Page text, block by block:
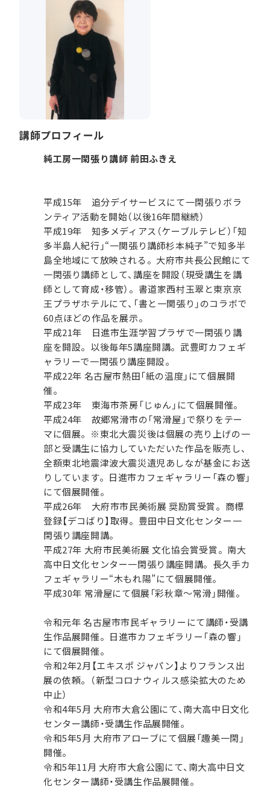
講師プロフィール
純工房一閑張り講師 前田ふきえ
平成15年 追分デイサービスにて一閑張りボラ
ンティア活動を開始（以後16年間継続）
平成19年 知多メディアス（ケーブルテレビ）「知
多半島人紀行」“一関張り講師杉本純子”で知多半
島全地域にて放映される。大府市共長公民館にて
一閑張り講師として、講座を開設（現受講生を講
師として育成・移管）。書道家西村玉翠と東京京
王プラザホテルにて、「書と一関張り」のコラボで
60点ほどの作品を展示。
平成21年 日進市生涯学習プラザで一閑張り講
座を開設。以後毎年5講座開講。武豊町カフェギ
ャラリーで一閑張り講座開設。
平成22年 名古屋市熱田「紙の温度」にて個展開
催。
平成23年 東海市茶房「じゅん」にて個展開催。
平成24年 故郷常滑市の「常滑屋」で祭りをテー
マに個展。※東北大震災後は個展の売り上げの一
部と受講生に協力していただいた作品を販売し、
全額東北地震津波大震災遺児あしなが基金にお送
りしています。日進市カフェギャラリー「森の響」
にて個展開催。
平成26年 大府市市民美術展 奨励賞受賞。商標
登録【デコばり】取得。豊田中日文化センター一
閑張り講座開講。
平成27年 大府市民美術展 文化協会賞受賞。南大
高中日文化センター一閑張り講座開講。長久手カ
フェギャラリー“木もれ陽”にて個展開催。
平成30年 常滑屋にて個展「彩秋章～常滑」開催。
令和元年 名古屋市市民ギャラリーにて講師・受講
生作品展開催。日進市カフェギラリー「森の響」
にて個展開催。
令和2年2月【エキスポ ジャパン】よりフランス出
展の依頼。（新型コロナウィルス感染拡大のため
中止）
令和4年5月 大府市大倉公園にて、南大高中日文化
センター講師・受講生作品展開催。
令和5年5月 大府市アローブにて個展「趣美一閑」
開催。
令和5年11月 大府市大倉公園にて、南大高中日文
化センター講師・受講生作品展開催。